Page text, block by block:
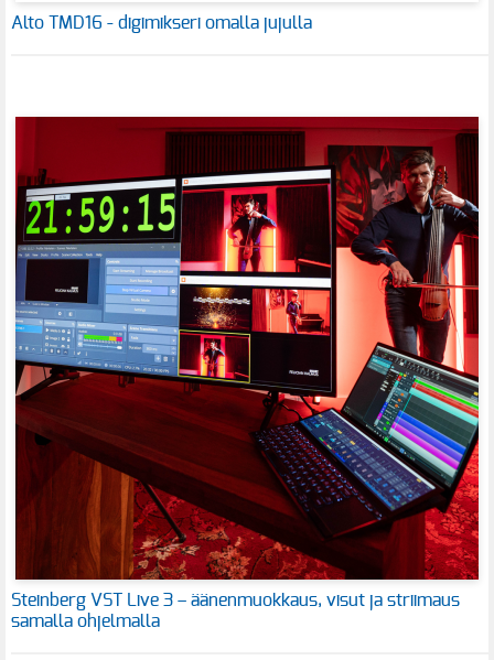
Alto TMD16 - digimikseri omalla jujulla
Steinberg VST Live 3 – äänenmuokkaus, visut ja striimaus
samalla ohjelmalla